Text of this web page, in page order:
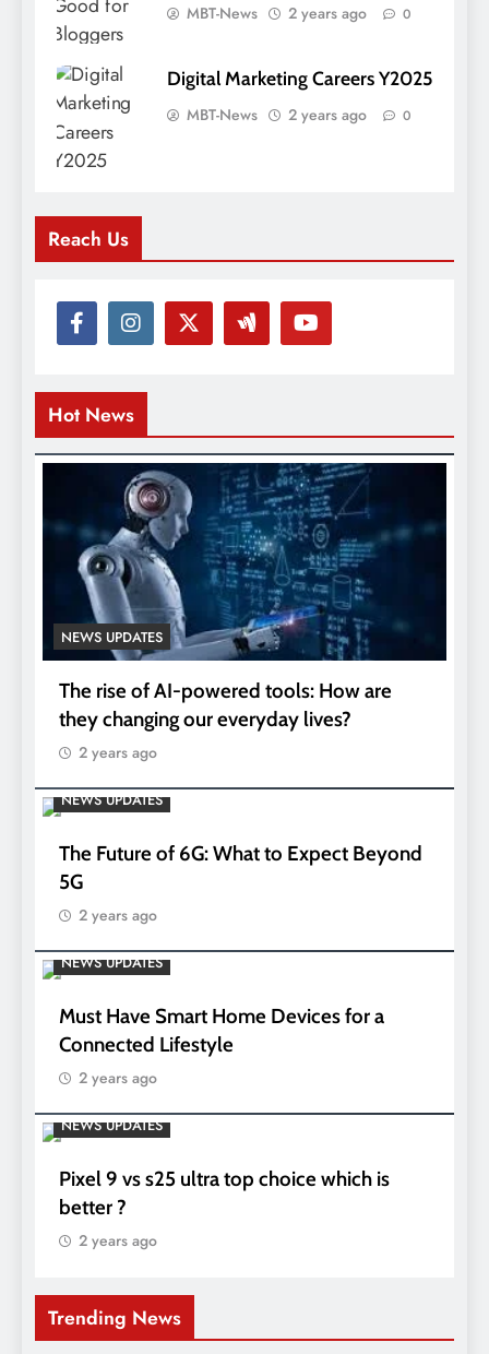
MBT-News 2 years ago 0
Digital Marketing Careers Y2025
MBT-News 2 years ago 0
Reach Us
Hot News
NEWS UPDATES
The rise of AI-powered tools: How are
they changing our everyday lives?
2 years ago
NEWS UPDATES
The Future of 6G: What to Expect Beyond
5G
2 years ago
NEWS UPDATES
Must Have Smart Home Devices for a
Connected Lifestyle
2 years ago
NEWS UPDATES
Pixel 9 vs s25 ultra top choice which is
better ?
2 years ago
Trending News